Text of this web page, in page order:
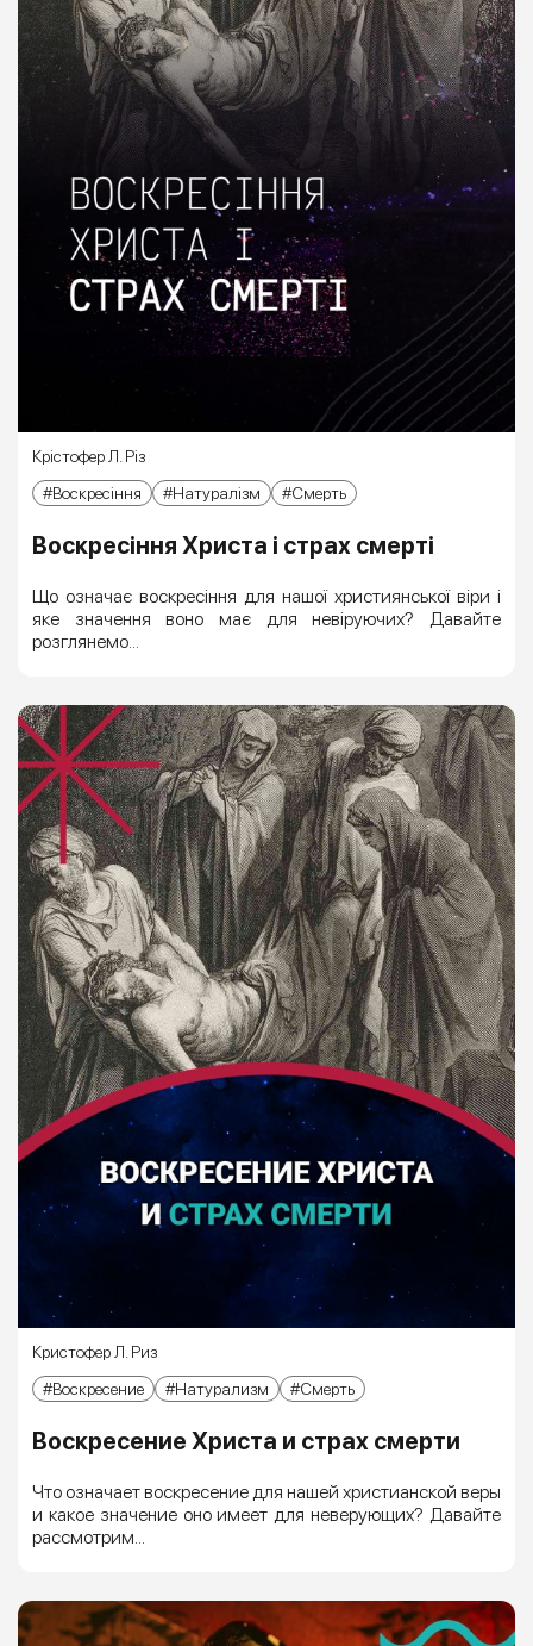
Крістофер Л. Різ
Воскресіння
Натуралізм Смерть
Воскресіння Христа і страх смерті
Що означає воскресіння для нашої християнської віри і
яке значення воно має для невіруючих? Давайте
розглянемо...
Кристофер Л. Риз
Воскресение
Натурализм Смерть
Воскресение Христа и страх смерти
Что означает воскресение для нашей христианской веры
и какое значение оно имеет для неверующих? Давайте
рассмотрим...